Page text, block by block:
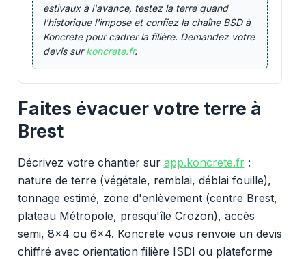
estivaux à l'avance, testez la terre quand
l'historique l'impose et confiez la chaîne BSD à
Koncrete pour cadrer la filière. Demandez votre
devis surkoncrete.fr.
Faites évacuer votre terre à
Brest
Décrivez votre chantier sur app.koncrete.fr:
nature de terre (végétale, remblai, déblai fouille),
tonnage estimé, zone d'enlèvement (centre Brest,
plateau Métropole, presqu'île Crozon), accès
semi, 8x4 ou 6x4. Koncrete vous renvoie un devis
chiffré avec orientation filière ISDI ou plateforme